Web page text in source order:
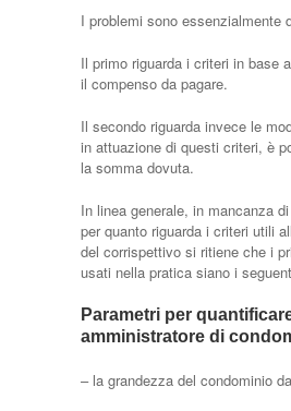
I problemi sono essenzialmente
Il primo riguarda i criteri in base
il compenso da pagare.
Il secondo riguarda invece le
in attuazione di questi criteri, è
la somma dovuta.
In linea generale, in mancanza
per quanto riguarda i criteri utili
del corrispettivo si ritiene che i
usati nella pratica siano i
Parametri per
amministratore di
– la grandezza del condominio